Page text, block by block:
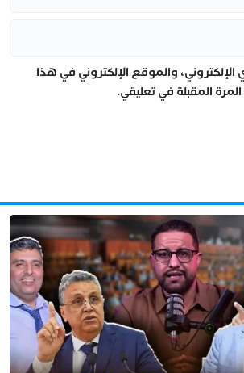
والموقع الإلكتروني في هذا
المقبلة في تعليقي.